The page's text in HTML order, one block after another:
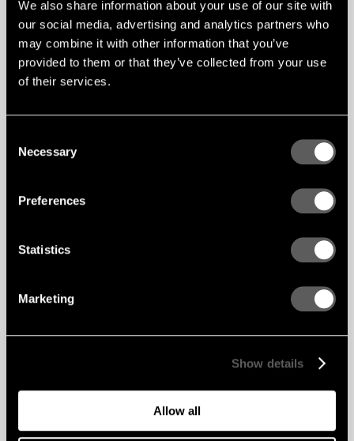
We also share information about your use of our site with
our social media, advertising and analytics partners who
may combine it with other information that you’ve
provided to them or that they’ve collected from your use
of their services.
Selection
Necessary
Preferences
Statistics
Marketing
Show details
Allow all